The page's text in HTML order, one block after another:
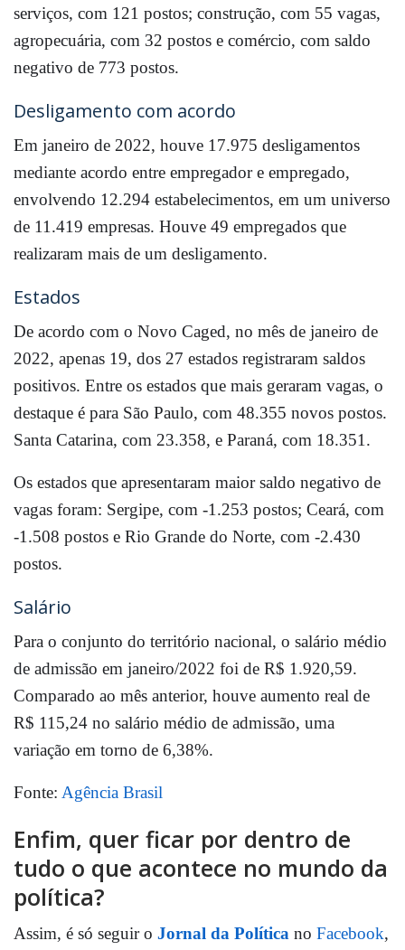
serviços, com 121 postos; construção, com 55 vagas,
agropecuária, com 32 postos e comércio, com saldo
negativo de 773 postos.
Desligamento com acordo
Em janeiro de 2022, houve 17.975 desligamentos
mediante acordo entre empregador e empregado,
envolvendo 12.294 estabelecimentos, em um universo
de 11.419 empresas. Houve 49 empregados que
realizaram mais de um desligamento.
Estados
De acordo com o Novo Caged, no mês de janeiro de
2022, apenas 19, dos 27 estados registraram saldos
positivos. Entre os estados que mais geraram vagas, o
destaque é para São Paulo, com 48.355 novos postos.
Santa Catarina, com 23.358, e Paraná, com 18.351.
Os estados que apresentaram maior saldo negativo de
vagas foram: Sergipe, com -1.253 postos; Ceará, com
-1.508 postos e Rio Grande do Norte, com -2.430
postos.
Salário
Para o conjunto do território nacional, o salário médio
de admissão em janeiro/2022 foi de R$ 1.920,59.
Comparado ao mês anterior, houve aumento real de
R$ 115,24 no salário médio de admissão, uma
variação em torno de 6,38%.
Fonte: Agência Brasil
Enfim, quer ficar por dentro de
tudo o que acontece no mundo da
política?
Assim, é só seguir o Jornal da Política no Facebook,